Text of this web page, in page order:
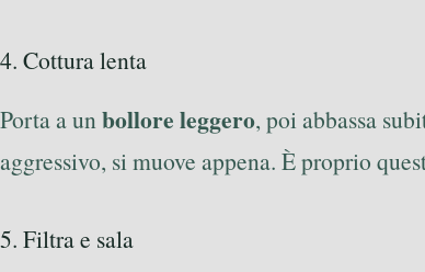
4. Cottura lenta
Porta a unbollore leggero, poi abbassa
aggressivo, si muove appena. È proprio
5. Filtra e sala